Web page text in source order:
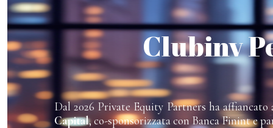
Clubinv
Dal 2026 Private Equity Partners ha
Capital, co-sponsorizzata con Banca Finint e